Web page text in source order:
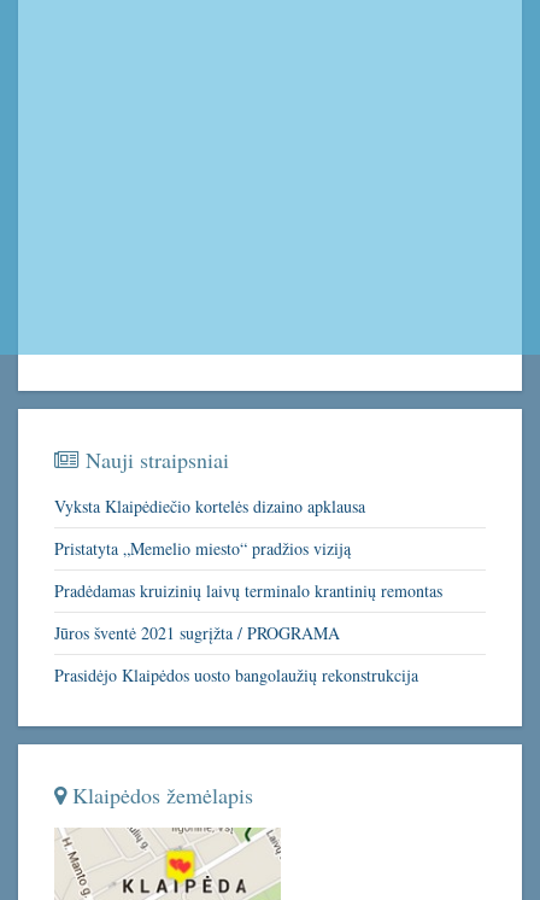
Nauji straipsniai
Vyksta Klaipėdiečio kortelės dizaino apklausa
Pristatyta „Memelio miesto“ pradžios viziją
Pradėdamas kruizinių laivų terminalo krantinių remontas
Jūros šventė 2021 sugrįžta / PROGRAMA
Prasidėjo Klaipėdos uosto bangolaužių rekonstrukcija
Klaipėdos žemėlapis